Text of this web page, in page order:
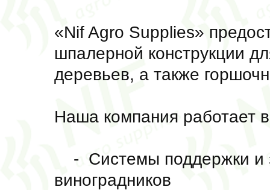
«Nif Agro Supplies»
шпалерной конструкции
деревьев, а также
Наша компания работает
- Системы поддержки и
виноградников